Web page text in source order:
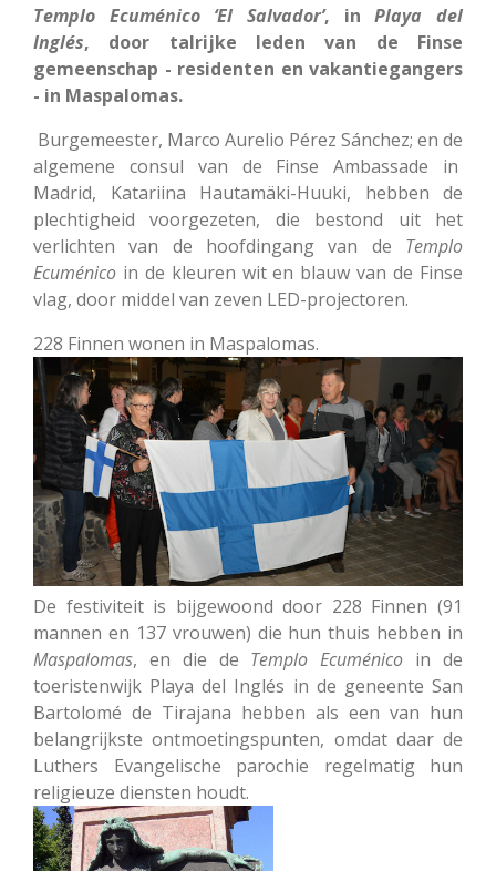
Templo Ecuménico ‘El Salvador’, inPlaya del
Inglés, door talrijke leden van de Finse
gemeenschap - residenten en vakantiegangers
- in Maspalomas.
Burgemeester, Marco Aurelio Pérez Sánchez; en de
algemene consul van de Finse Ambassade in
Madrid, Katariina Hautamäki-Huuki, hebben de
plechtigheid voorgezeten, die bestond uit het
verlichten van de hoofdingang van de Templo
Ecuménico in de kleuren wit en blauw van de Finse
vlag, door middel van zeven LED-projectoren.
228 Finnen wonen in Maspalomas.
De festiviteit is bijgewoond door 228 Finnen (91
mannen en 137 vrouwen) die hun thuis hebben in
Maspalomas, en die de Templo Ecuménico in de
toeristenwijk Playa del Inglés in de geneente San
Bartolomé de Tirajana hebben als een van hun
belangrijkste ontmoetingspunten, omdat daar de
Luthers Evangelische parochie regelmatig hun
religieuze diensten houdt.